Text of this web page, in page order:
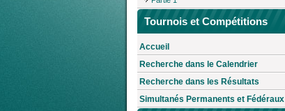
Tournois et Compétitions
Accueil
Recherche dans le Calendrier
Recherche dans les Résultats
Simultanés Permanents et Fédéraux